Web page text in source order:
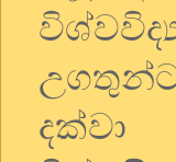
දක්වා